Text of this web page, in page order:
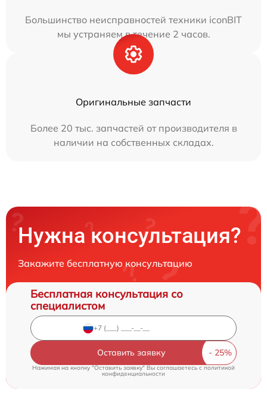
Большинство неисправностей техники iconBIT
мы устраняем в течение 2 часов.
Оригинальные запчасти
Более 20 тыс. запчастей от производителя в
наличии на собственных складах.
Нужна консультация?
Закажите бесплатную консультацию
Бесплатная консультация со
специалистом
Оставить заявку
Нажимая на кнопку "Оставить заявку" Вы соглашаетесь cполитикой
конфиденциальности